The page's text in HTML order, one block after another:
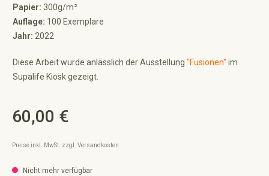
Papier: 300g/m²
Auflage: 100 Exemplare
Jahr: 2022
Diese Arbeit wurde anlässlich der Ausstellung "Fusionen" im
Supalife Kiosk gezeigt.
Regulärer Preis:
60,00 €
Preise inkl. MwSt. zzgl. Versandkosten
Nicht mehr verfügbar